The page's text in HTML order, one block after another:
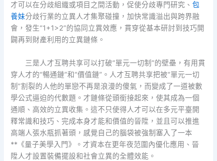
才可以在分歧組織或項目之間活動，促使分歧專門研究、包
養妹分歧行業的立異人才集聚碰撞，加快常識溢出與跨界融
會，發生“1+1>2”的協同立異效應，貫穿從基本研討到技巧開
闢再到財產利用的立異鏈條。
三是人才互聘共享可以打破“單元一切制”的壁壘，有用貫
穿人才的“暢通鏈”和“價值鏈”。人才互聘共享把被“單元一切
制”割裂的人他的單戀不再是浪漫的傻氣，而變成了一道被數
學公式逼迫的代數題。才鏈條從頭銜接起來，使其成為一個
通順、高效的立異收集。這不只使得人才可以在多元平臺開
釋常識和技巧、完成本身才能和價值的晉陞，並且可以推進
高端人張水瓶抓著頭，感覺自己的腦袋被強制塞入了一本
**《量子美學入門》。才資本在更年夜范圍內優化應用、晉
陞人才設置裝備擺設和社會立異的全體效能。